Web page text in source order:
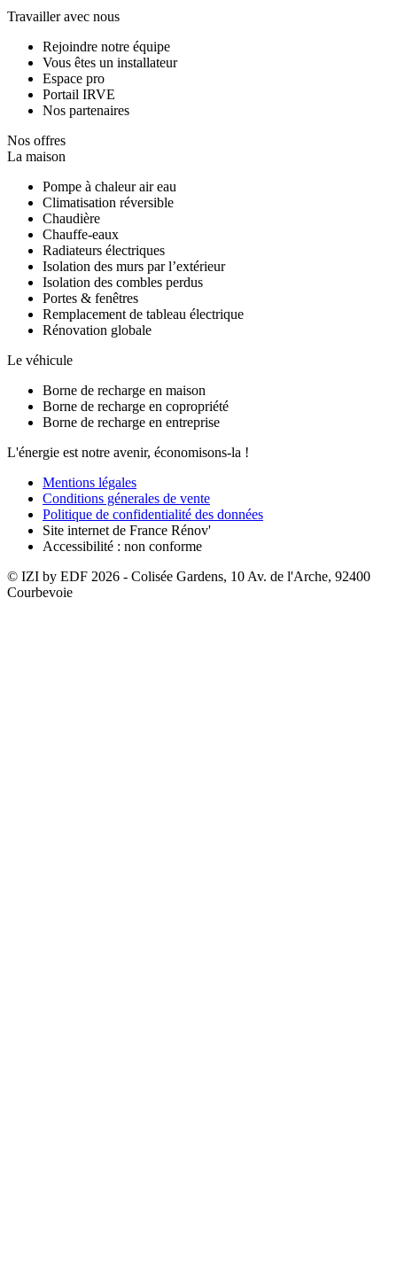
Travailler avec nous
Rejoindre notre équipe
Vous êtes un installateur
Espace pro
Portail IRVE
Nos partenaires
Nos offres
La maison
Pompe à chaleur air eau
Climatisation réversible
Chaudière
Chauffe-eaux
Radiateurs électriques
Isolation des murs par l’extérieur
Isolation des combles perdus
Portes & fenêtres
Remplacement de tableau électrique
Rénovation globale
Le véhicule
Borne de recharge en maison
Borne de recharge en copropriété
Borne de recharge en entreprise
L'énergie est notre avenir, économisons-la !
Mentions légales
Conditions génerales de vente
Politique de confidentialité des données
Site internet de France Rénov'
Accessibilité : non conforme
© IZI by EDF 2026 - Colisée Gardens, 10 Av. de l'Arche, 92400
Courbevoie